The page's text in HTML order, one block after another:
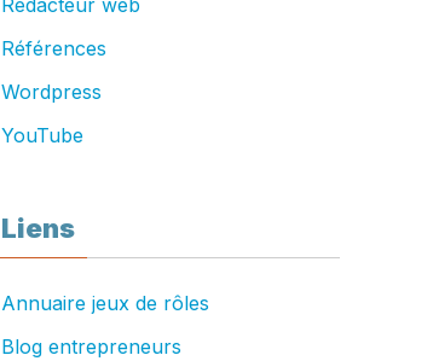
Références
Wordpress
YouTube
Liens
Annuaire jeux de rôles
Blog entrepreneurs